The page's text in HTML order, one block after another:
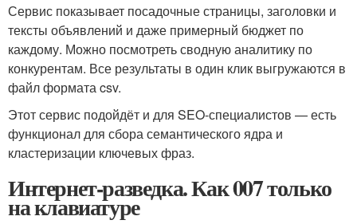
Сервис показывает посадочные страницы, заголовки и
тексты объявлений и даже примерный бюджет по
каждому. Можно посмотреть сводную аналитику по
конкурентам. Все результаты в один клик выгружаются в
файл формата csv.
Этот сервис подойдёт и для SEO-специалистов — есть
функционал для сбора семантического ядра и
кластеризации ключевых фраз.
Интернет-разведка. Как 007 только
на клавиатуре